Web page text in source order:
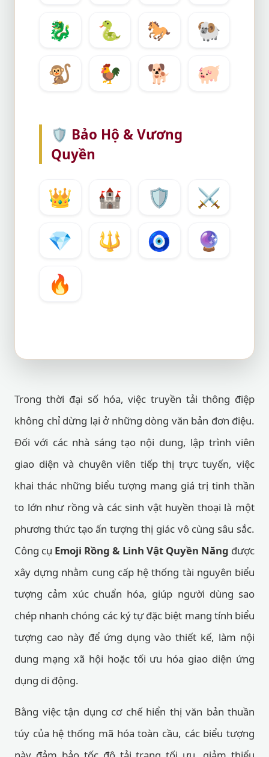
🐉
🐍 🐎
🐏
🐒
🐓 🐕 🐖
🛡️ Bảo Hộ & Vương
Quyền
👑 🏰 🛡️
⚔️
💎
🔱 🧿
🔮
🔥
Trong thời đại số hóa, việc truyền tải thông điệp
không chỉ dừng lại ở những dòng văn bản đơn điệu.
Đối với các nhà sáng tạo nội dung, lập trình viên
giao diện và chuyên viên tiếp thị trực tuyến, việc
khai thác những biểu tượng mang giá trị tinh thần
to lớn như rồng và các sinh vật huyền thoại là một
phương thức tạo ấn tượng thị giác vô cùng sâu sắc.
Công cụ Emoji Rồng & Linh Vật Quyền Năng được
xây dựng nhằm cung cấp hệ thống tài nguyên biểu
tượng cảm xúc chuẩn hóa, giúp người dùng sao
chép nhanh chóng các ký tự đặc biệt mang tính biểu
tượng cao này để ứng dụng vào thiết kế, làm nội
dung mạng xã hội hoặc tối ưu hóa giao diện ứng
dụng di động.
Bằng việc tận dụng cơ chế hiển thị văn bản thuần
túy của hệ thống mã hóa toàn cầu, các biểu tượng